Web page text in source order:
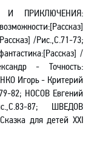
И ПРИКЛЮЧЕНИЯ:
/Рис.,С.71-73;
/
- Точность:
Игорь - Критерий
82; НОСОВ Евгений
87; ШВЕДОВ
для детей XXI